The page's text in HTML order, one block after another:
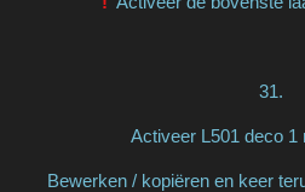
31.
Activeer L501 deco
Bewerken / kopiëren en keer